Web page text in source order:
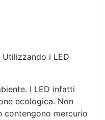
Utilizzando i LED
I LED infatti
ecologica. Non
contengono mercurio